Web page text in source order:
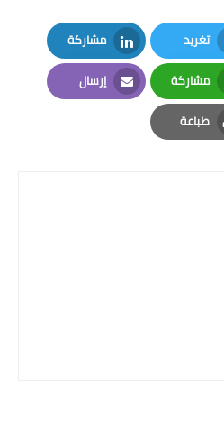
تغريد
Twitter
مشاركة
LinkedIn
مشاركة
Whatsapp
إرسال
Email
طباعة
Print